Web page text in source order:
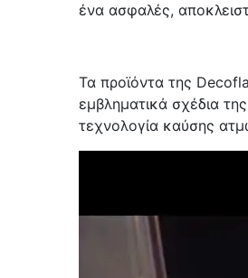
ένα ασφαλές,
Τα προϊόντα της
εμβληματικά σχέδια
τεχνολογία καύσης